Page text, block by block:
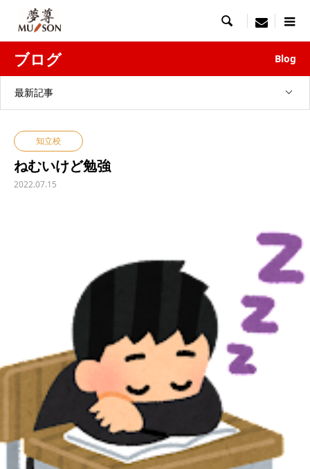
 menu
ブログ Blog
最新記事
知立校
ねむいけど勉強
2022.07.15